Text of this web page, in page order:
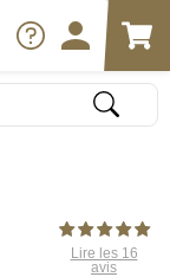
Lire les 16
avis